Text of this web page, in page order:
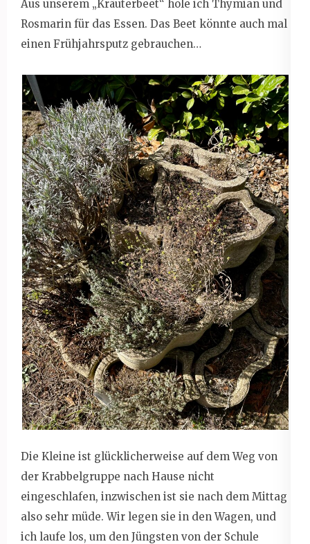
Aus unserem „Kräuterbeet“ hole ich Thymian und
Rosmarin für das Essen. Das Beet könnte auch mal
einen Frühjahrsputz gebrauchen…
Die Kleine ist glücklicherweise auf dem Weg von
der Krabbelgruppe nach Hause nicht
eingeschlafen, inzwischen ist sie nach dem Mittag
also sehr müde. Wir legen sie in den Wagen, und
ich laufe los, um den Jüngsten von der Schule